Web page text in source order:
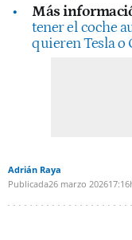
Más
tener el coche
quieren Tesla o
Adrián Raya
Publicada26 marzo 2026